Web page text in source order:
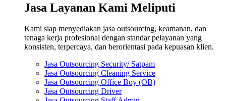
Jasa Layanan Kami Meliputi
Kami siap menyediakan jasa outsourcing, keamanan, dan
tenaga kerja profesional dengan standar pelayanan yang
konsisten, terpercaya, dan berorientasi pada kepuasan klien.
Jasa Outsourcing Security/ Satpam
Jasa Outsourcing Cleaning Service
Jasa Outsourcing Office Boy (OB)
Jasa Outsourcing Driver